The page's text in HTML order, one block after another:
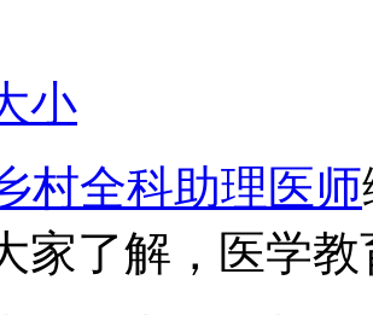
小
村全科助理医师
家了解，医学